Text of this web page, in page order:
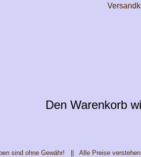
Den Warenkorb
sind ohne Gewähr! || Alle Preise